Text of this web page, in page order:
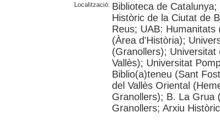
Localització: Biblioteca de
Històric de la Ciutat de
Reus; UAB:
(Àrea d'Història);
(Granollers);
Vallès); Universitat
Biblio(a)teneu (Sant
del Vallès Oriental
Granollers); B. La Grua
Granollers; Arxiu